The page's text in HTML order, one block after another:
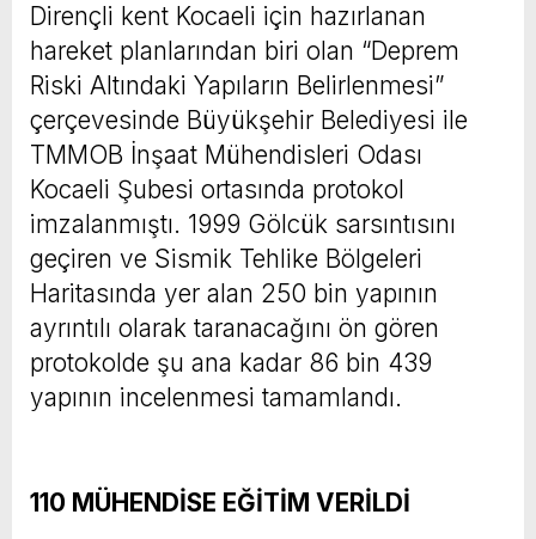
Dirençli kent Kocaeli için hazırlanan
hareket planlarından biri olan “Deprem
Riski Altındaki Yapıların Belirlenmesi”
çerçevesinde Büyükşehir Belediyesi ile
TMMOB İnşaat Mühendisleri Odası
Kocaeli Şubesi ortasında protokol
imzalanmıştı. 1999 Gölcük sarsıntısını
geçiren ve Sismik Tehlike Bölgeleri
Haritasında yer alan 250 bin yapının
ayrıntılı olarak taranacağını ön gören
protokolde şu ana kadar 86 bin 439
yapının incelenmesi tamamlandı.
110 MÜHENDİSE EĞİTİM VERİLDİ